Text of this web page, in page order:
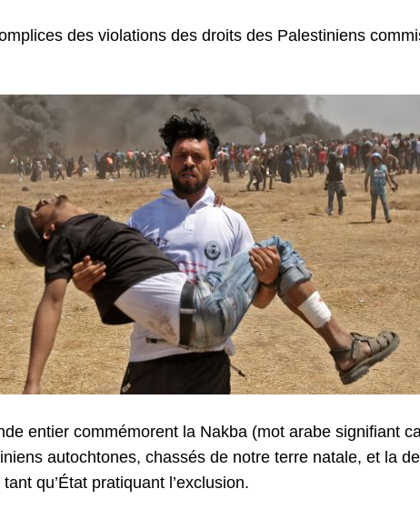
des violations des droits des Palestiniens
entier commémorent la Nakba (mot arabe signifiant
autochtones, chassés de notre terre natale, et la
qu’État pratiquant l’exclusion.